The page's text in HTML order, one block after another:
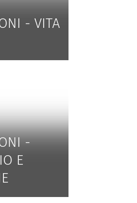
- VITA
-
E